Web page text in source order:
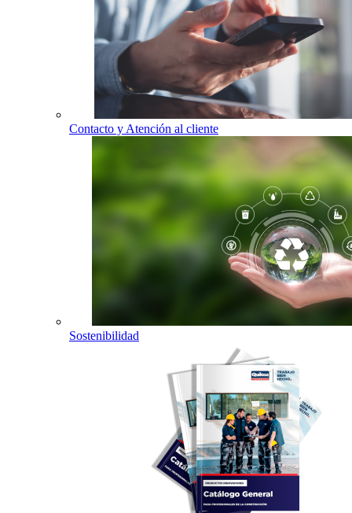
Contacto y Atención al cliente
Sostenibilidad